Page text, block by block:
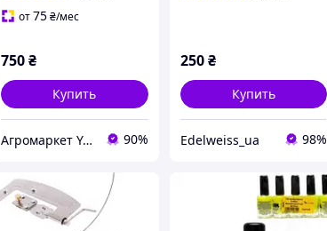
от75₴/мес
750₴
Купить
Агромаркет YAGRO 90%
250 ₴
Купить
Edelweiss_ua 98%